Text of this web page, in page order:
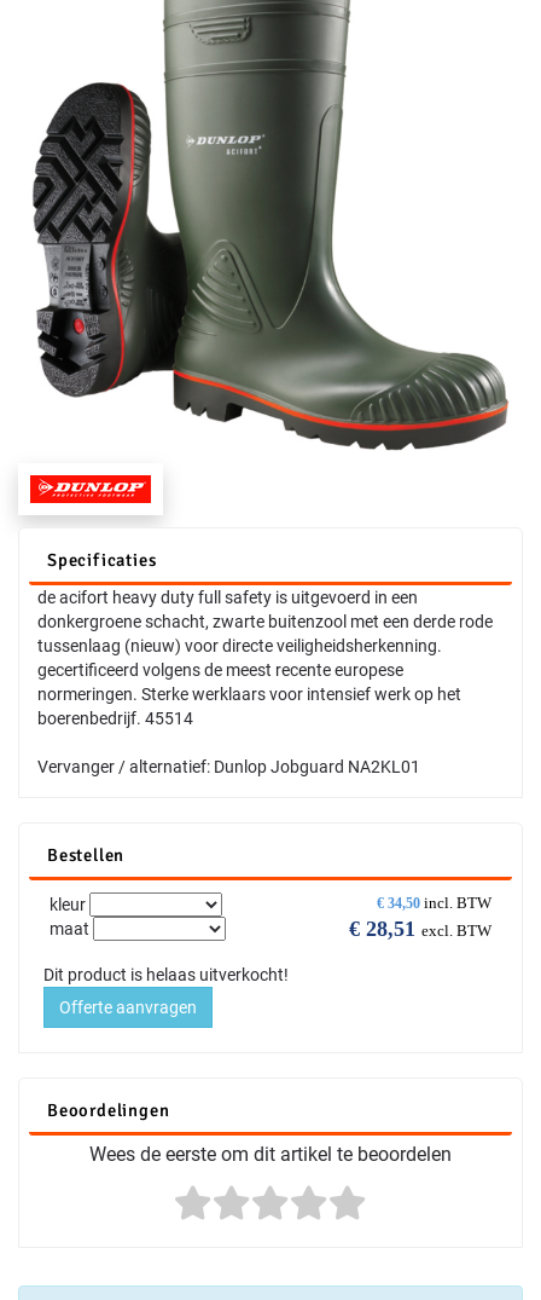
Specificaties
de acifort heavy duty full safety is uitgevoerd in een
donkergroene schacht, zwarte buitenzool met een derde rode
tussenlaag (nieuw) voor directe veiligheidsherkenning.
gecertificeerd volgens de meest recente europese
normeringen. Sterke werklaars voor intensief werk op het
boerenbedrijf. 45514
Vervanger / alternatief: Dunlop Jobguard NA2KL01
Bestellen
€ 34,50 incl. BTW
€ 28,51 excl. BTW
kleur
maat
Dit product is helaas uitverkocht!
Offerte aanvragen
Beoordelingen
Wees de eerste om dit artikel te beoordelen